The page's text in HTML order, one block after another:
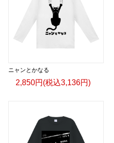
ニャンとかなる
2,850円(税込3,136円)